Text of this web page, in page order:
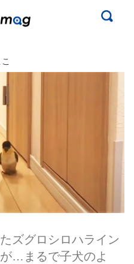
ズグロシロハライン
…まるで子犬のよ